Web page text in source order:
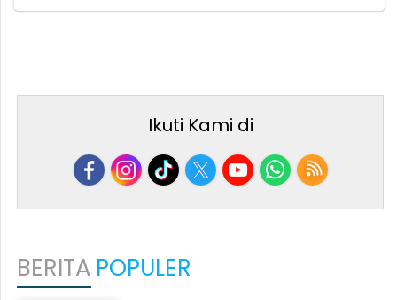
Ikuti Kami di
BERITA POPULER